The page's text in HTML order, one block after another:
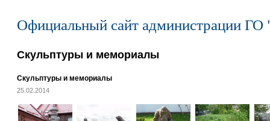
Официальный сайт администрации ГО
Скульптуры и мемориалы
Скульптуры и мемориалы
25.02.2014